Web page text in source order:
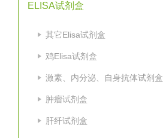
ELISA试剂盒
其它Elisa试剂盒
鸡Elisa试剂盒
激素、内分泌、自身抗体试剂盒
肿瘤试剂盒
肝纤试剂盒